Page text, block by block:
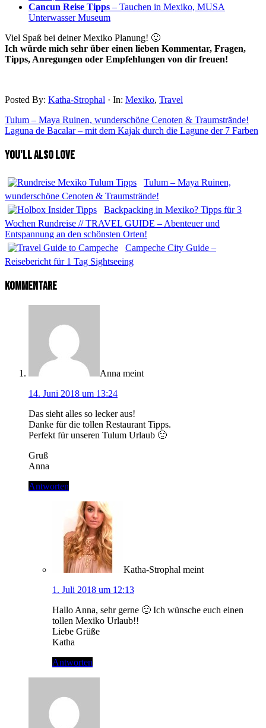
Cancun Reise Tipps – Tauchen in Mexiko, MUSA
Unterwasser Museum
Viel Spaß bei deiner Mexiko Planung! 🙂
Ich würde mich sehr über einen lieben Kommentar, Fragen,
Tipps, Anregungen oder Empfehlungen von dir freuen!
Posted By: Katha-Strophal · In: Mexiko, Travel
Tulum – Maya Ruinen, wunderschöne Cenoten & Traumstrände!
Laguna de Bacalar – mit dem Kajak durch die Lagune der 7 Farben
you'll also love
Tulum – Maya Ruinen,
wunderschöne Cenoten & Traumstrände!
Backpacking in Mexiko? Tipps für 3
Wochen Rundreise // TRAVEL GUIDE – Abenteuer und
Entspannung an den schönsten Orten!
Campeche City Guide –
Reisebericht für 1 Tag Sightseeing
Kommentare
Anna meint
14. Juni 2018 um 13:24
Das sieht alles so lecker aus!
Danke für die tollen Restaurant Tipps.
Perfekt für unseren Tulum Urlaub 🙂
Gruß
Anna
Antworten
Katha-Strophal meint
1. Juli 2018 um 12:13
Hallo Anna, sehr gerne 🙂 Ich wünsche euch einen
tollen Mexiko Urlaub!!
Liebe Grüße
Katha
Antworten